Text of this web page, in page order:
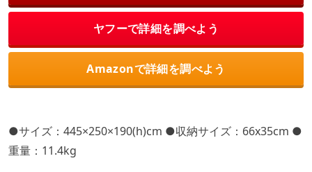
ヤフーで詳細を調べよう
Amazonで詳細を調べよう
●サイズ：445×250×190(h)cm ●収納サイズ：66x35cm ●
重量：11.4kg